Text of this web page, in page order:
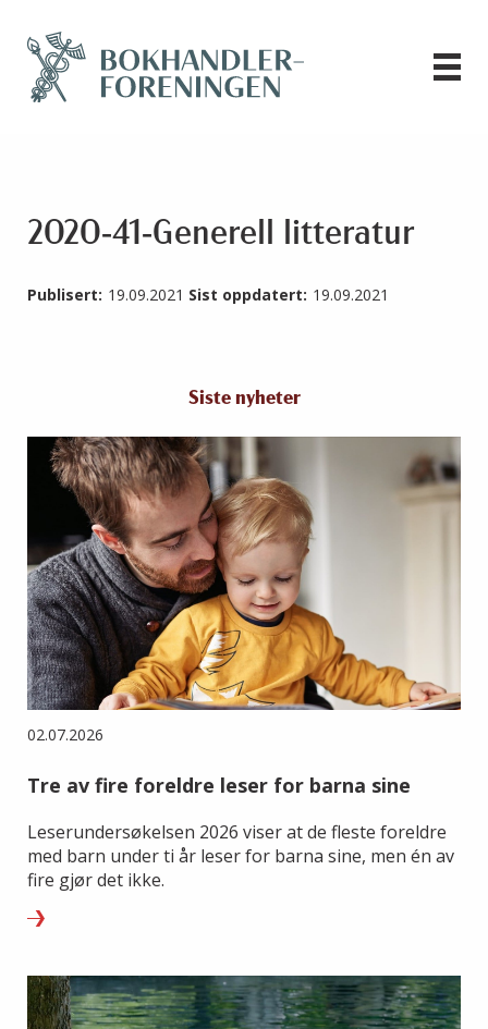
2020-41-Generell litteratur
Publisert: 19.09.2021 Sist oppdatert: 19.09.2021
Siste nyheter
02.07.2026
Tre av fire foreldre leser for barna sine
Leserundersøkelsen 2026 viser at de fleste foreldre
med barn under ti år leser for barna sine, men én av
fire gjør det ikke.